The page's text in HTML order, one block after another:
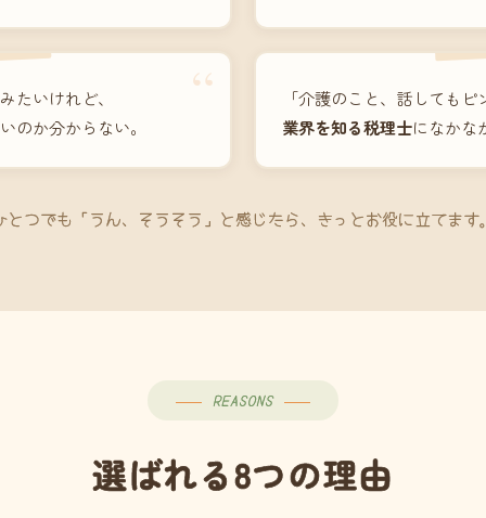
“
たいけれど、
のか分からない。
「介護のこと、話してもピ
業界を知る税理士になかな
とつでも「うん、そうそう」と感じたら、きっとお役に立てます。
REASONS
選ばれる8つの理由